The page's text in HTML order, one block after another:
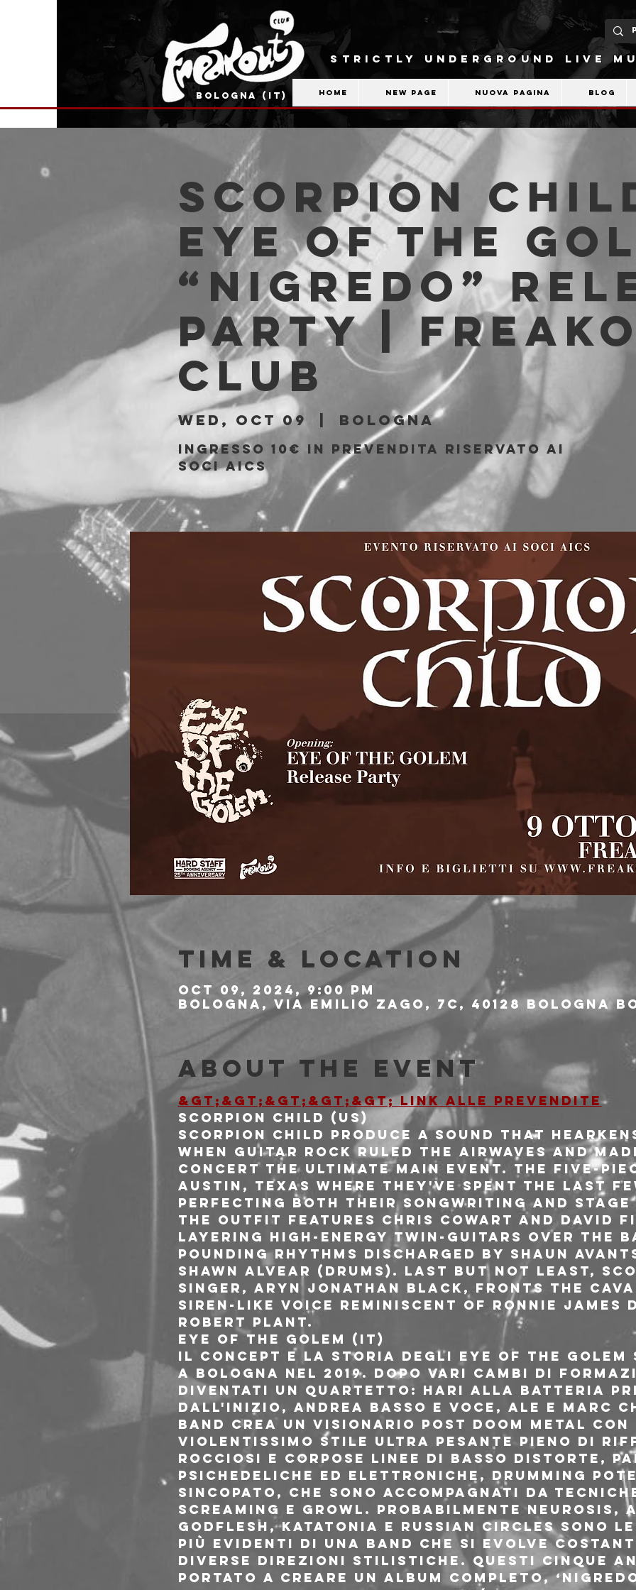
BOLOGNA (IT)
STRICTLY UNDERGROUND LIVE
Home New Page Nuova pagina Blog
Scorpion
Eye Of The
“Nigredo”
Party |
Club
Wed, Oct 09 Bologna
Ingresso 10€ in prevendita riservato ai
soci aics
Time & Location
Oct 09, 2024, 9:00 PM
Bologna, Via Emilio Zago, 7c, 40128 Bologna
About the event
&gt;&gt;&gt;&gt;&gt; LINK ALLE PREVENDITE
SCORPION CHILD (US)
Scorpion Child produce a sound that
when guitar rock ruled the airwaves and
concert the ultimate main event. The five-
Austin, Texas where they've spent the last
perfecting both their songwriting and stage
The outfit features Chris Cowart and David
layering high-energy twin-guitars over the
pounding rhythms discharged by Shaun
Shawn Alvear (drums). Last but not least,
singer, Aryn Jonathan Black, fronts the
siren-like voice reminiscent of Ronnie James
Robert Plant.
EYE OF THE GOLEM (IT)
Il concept e la storia degli Eye Of The
a Bologna nel 2019. Dopo vari cambi di
diventati un quartetto: Hari alla batteria
dall'inizio, Andrea basso e voce, Ale e Marc
band crea un visionario post doom metal
violentissimo stile ultra pesante pieno di
rocciosi e corpose linee di basso distorte,
psichedeliche ed elettroniche, drumming
sincopato, che sono accompagnati da
screaming e growl. Probabilmente Neurosis,
Godflesh, Katatonia e Russian Circles sono
più evidenti di una band che si evolve
diverse direzioni stilistiche. Questi cinque
portato a creare un album completo,